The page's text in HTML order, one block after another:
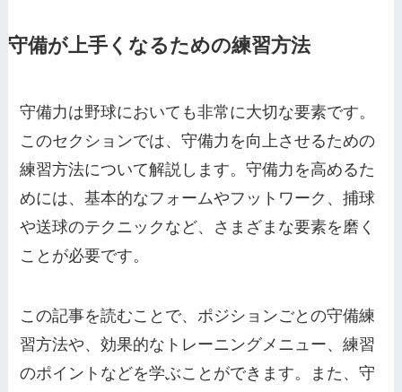
守備が上手くなるための練習方法
守備力は野球においても非常に大切な要素です。
このセクションでは、守備力を向上させるための
練習方法について解説します。守備力を高めるた
めには、基本的なフォームやフットワーク、捕球
や送球のテクニックなど、さまざまな要素を磨く
ことが必要です。
この記事を読むことで、ポジションごとの守備練
習方法や、効果的なトレーニングメニュー、練習
のポイントなどを学ぶことができます。また、守